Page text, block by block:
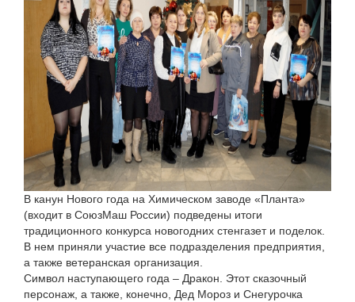
В канун Нового года на Химическом заводе «Планта»
(входит в СоюзМаш России) подведены итоги
традиционного конкурса новогодних стенгазет и поделок.
В нем приняли участие все подразделения предприятия,
а также ветеранская организация.
Символ наступающего года – Дракон. Этот сказочный
персонаж, а также, конечно, Дед Мороз и Снегурочка